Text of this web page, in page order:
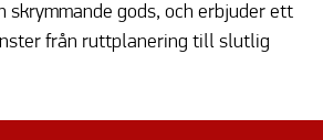
skrymmande gods, och erbjuder ett
från ruttplanering till slutlig